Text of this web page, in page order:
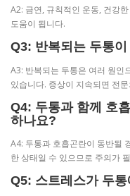
A2: 금연, 규칙적인 운동, 건강
도움이 됩니다.
Q3: 반복되는 두통
A3: 반복되는 두통은 여러 원인
있습니다. 증상이 지속되면 전
Q4: 두통과 함께 호
하나요?
A4: 두통과 호흡곤란이 동반될
한 상태일 수 있으므로 주의가
Q5: 스트레스가 두